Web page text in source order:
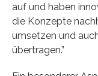
auf und haben
die Konzepte
umsetzen und
übertragen.”